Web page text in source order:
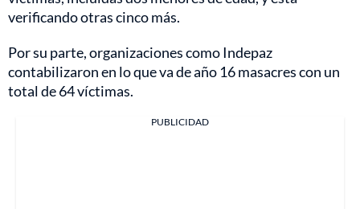
verificando otras cinco más.
Por su parte, organizaciones como Indepaz
contabilizaron en lo que va de año 16 masacres con un
total de 64 víctimas.
PUBLICIDAD